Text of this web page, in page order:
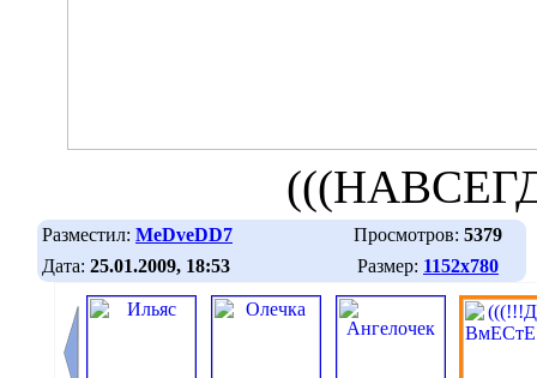
Разместил: MeDveDD7 Просмотров: 5379
Дата: 25.01.2009, 18:53 Размер: 1152х780